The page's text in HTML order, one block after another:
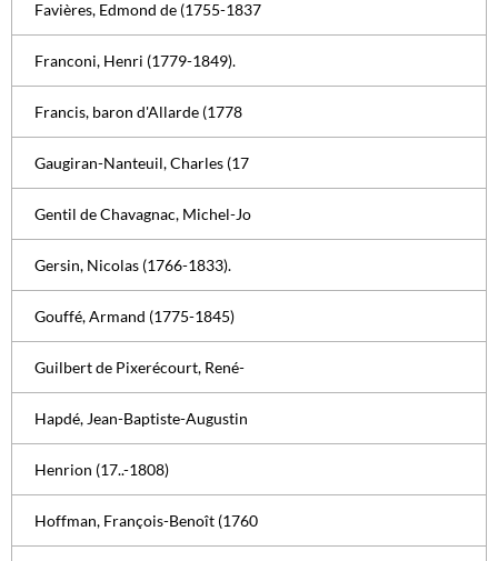
Favières, Edmond de (1755-1837
Franconi, Henri (1779-1849).
Francis, baron d'Allarde (1778
Gaugiran-Nanteuil, Charles (17
Gentil de Chavagnac, Michel-Jo
Gersin, Nicolas (1766-1833).
Gouffé, Armand (1775-1845)
Guilbert de Pixerécourt, René-
Hapdé, Jean-Baptiste-Augustin
Henrion (17..-1808)
Hoffman, François-Benoît (1760